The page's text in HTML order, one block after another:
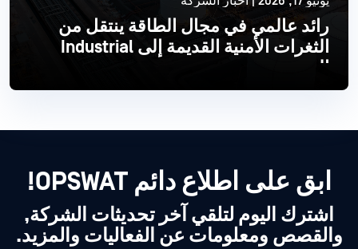
رائد عالمي في مجال الطاقة ينتقل من
الثغرات الأمنية القديمة إلى Industrial
الحديث
اقرأ أكثر
ابق على اطلاع دائم OPSWAT!
اشترك اليوم لتلقي آخر تحديثات الشركة,
والقصص ومعلومات عن الفعاليات والمزيد.